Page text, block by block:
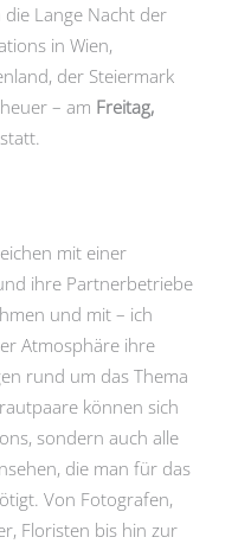
Lange Nacht der
in Wien,
der Steiermark
– am Freitag,
mit einer
ihre Partnerbetriebe
und mit – ich
Atmosphäre ihre
rund um das Thema
können sich
sondern auch alle
die man für das
Von Fotografen,
Floristen bis hin zur